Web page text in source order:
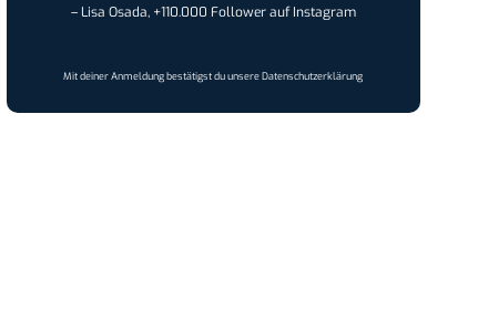
– Lisa Osada, +110.000 Follower auf Instagram
Mit deiner Anmeldung bestätigst du unsereDatenschutzerklärung